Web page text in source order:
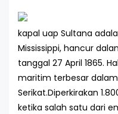
kapal uap Sultana
Mississippi, hancur
tanggal 27 April 1865.
maritim terbesar
Serikat.Diperkirakan
ketika salah satu dari